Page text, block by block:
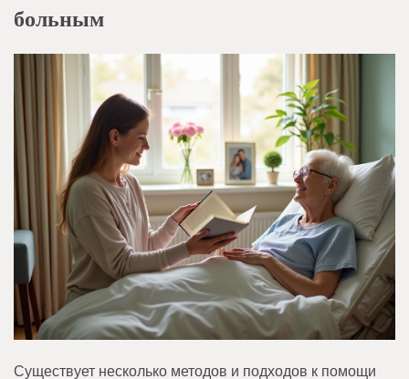
больным
Существует несколько методов и подходов к помощи